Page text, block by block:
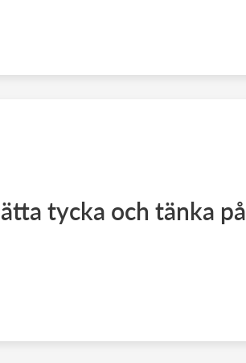
tycka och tänka på